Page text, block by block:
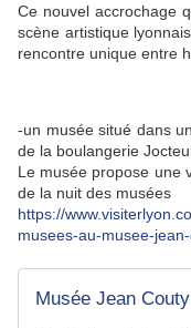
Ce nouvel accrochage
scène artistique
rencontre unique entre
-un musée situé dans
de la boulangerie
Le musée propose une
de la nuit des musées
https://
musees-au-musee-